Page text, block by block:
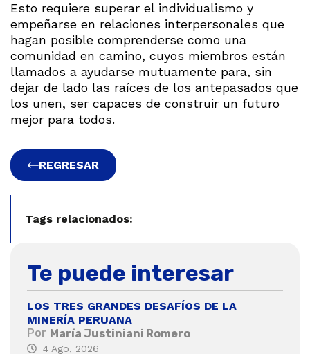
Esto requiere superar el individualismo y
empeñarse en relaciones interpersonales que
hagan posible comprenderse como una
comunidad en camino, cuyos miembros están
llamados a ayudarse mutuamente para, sin
dejar de lado las raíces de los antepasados que
los unen, ser capaces de construir un futuro
mejor para todos.
REGRESAR
Tags relacionados:
Te puede interesar
LOS TRES GRANDES DESAFÍOS DE LA
MINERÍA PERUANA
Por María Justiniani Romero
4 Ago, 2026